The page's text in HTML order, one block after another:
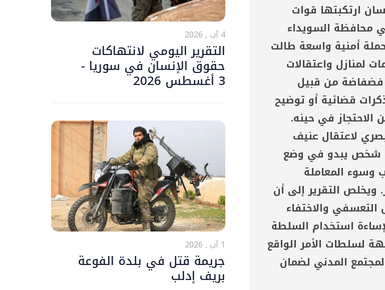
ارتكبتها قوات
محافظة السويداء
نوفمبر 2025، من خلال حملة أمنية واسعة طالت
لمنازل واعتقالات
من قبيل
قضائية أو توضيح
في حينه.
لاعتقال عنيف
شخص يبدو في وضع
المعاملة
ويخلص التقرير إلى أن
والاختفاء
استخدام السلطة
لسلطات الأمر الواقع
المدني لضمان
4 آب , 2026
التقرير اليومي لانتهاكات
حقوق الإنسان في سوريا -
3 أغسطس 2026
1 آب , 2026
جريمة قتل في بلدة الفوعة
بريف إدلب